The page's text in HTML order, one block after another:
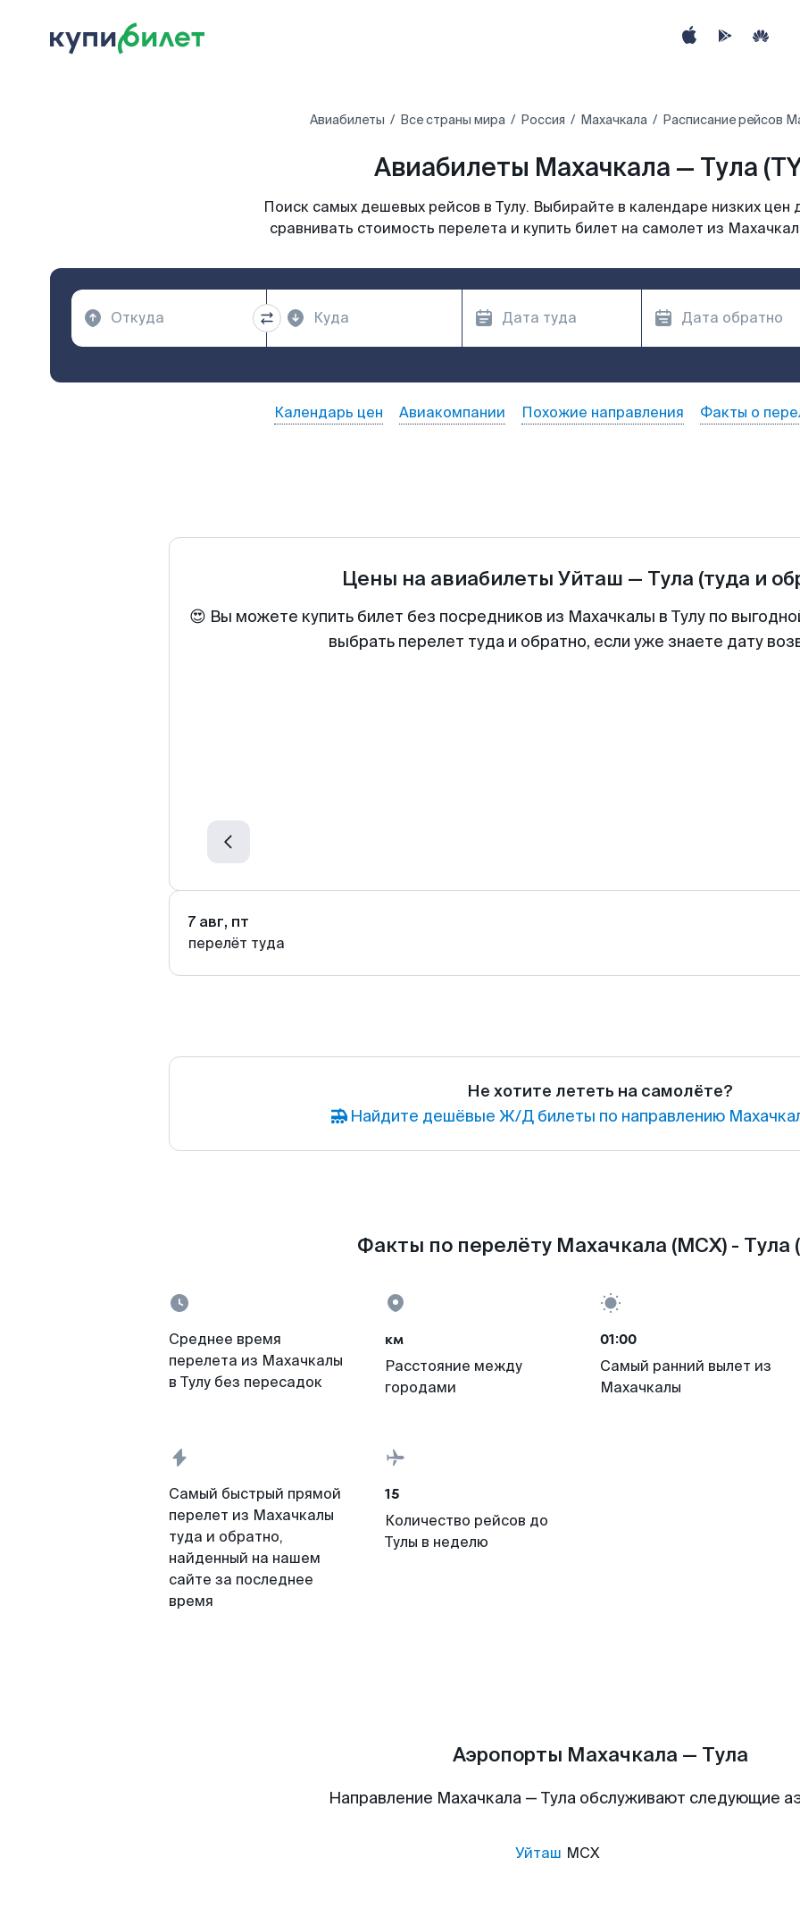
Авиабилеты Все страны мира Россия Махачкала Расписание рейсов
Авиабилеты Махачкала — Тула
Поиск самых дешевых рейсов в Тулу. Выбирайте в календаре низких цен
сравнивать стоимость перелета и купить билет на самолет из
Календарь цен Авиакомпании Похожие направления Факты о
Цены на авиабилеты Уйташ — Тула (туда и
😍 Вы можете купить билет без посредников из Махачкалы в Тулу по
выбрать перелет туда и обратно, если уже знаете дату
7 авг, пт
перелёт туда
Не хотите лететь на самолёте?
Найдите дешёвые Ж/Д билеты по направлению
Факты по перелёту Махачкала (MCX) - Тула
Среднее время
перелета из Махачкалы
в Тулу без пересадок
км
Расстояние между
городами
01:00
Самый ранний вылет из
Махачкалы
Самый быстрый прямой
перелет из Махачкалы
туда и обратно,
найденный на нашем
сайте за последнее
время
15
Количество рейсов до
Тулы в неделю
Аэропорты Махачкала — Тула
Направление Махачкала — Тула обслуживают следующие
Уйташ MCX